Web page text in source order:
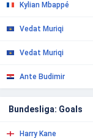
Kylian Mbappé
Vedat Muriqi
Vedat Muriqi
Ante Budimir
Bundesliga: Goals
Harry Kane